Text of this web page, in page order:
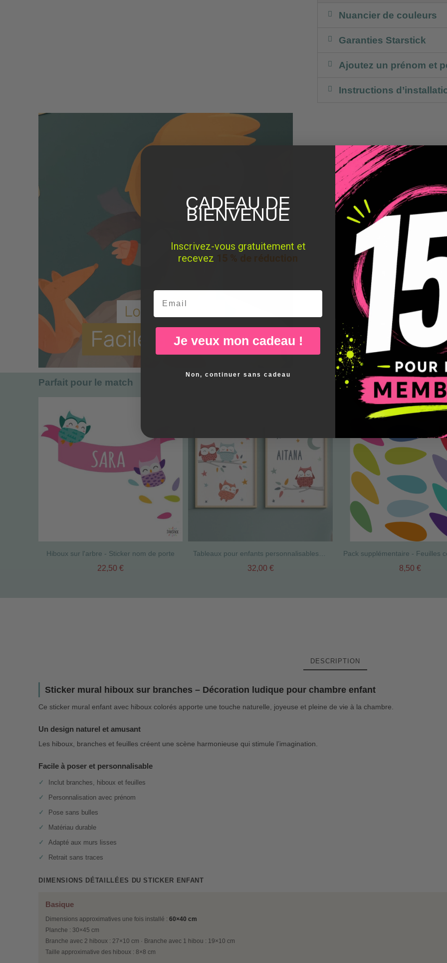
Nuancier de couleurs
Garanties Starstick
Ajoutez un prénom et
Instructions
Parfait pour le match
Hiboux sur l'arbre - Sticker nom de porte
22,50 €
Tableaux pour enfants personnalisables. Hiboux. Décoration de chambre de bébé
32,00 € 8,50 €
DESCRIPTION
Sticker mural hiboux sur branches – Décoration ludique pour chambre enfant
Ce sticker mural enfant avec hiboux colorés apporte une touche naturelle, joyeuse et pleine de vie à la chambre.
Un design naturel et amusant
Les hiboux, branches et feuilles créent une scène harmonieuse qui stimule l’imagination.
Facile à poser et personnalisable
Inclut branches, hiboux et feuilles
Personnalisation avec prénom
Pose sans bulles
Matériau durable
Adapté aux murs lisses
Retrait sans traces
DIMENSIONS DÉTAILLÉES DU STICKER ENFANT
Basique
Dimensions approximatives une fois installé :60×40 cm
Planche : 30×45 cm
Branche avec 2 hiboux : 27×10 cm · Branche avec 1 hibou : 19×10 cm
Taille approximative des hiboux : 8×8 cm
CADEAU DE
BIENVENUE
Inscrivez-vous gratuitement et
recevez
Email
Je veux mon cadeau !
Non, continuer sans cadeau